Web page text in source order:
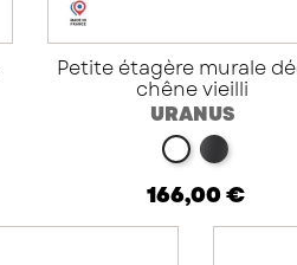
Petite étagère murale
chêne vieilli
URANUS
blancnoir
166,00 €